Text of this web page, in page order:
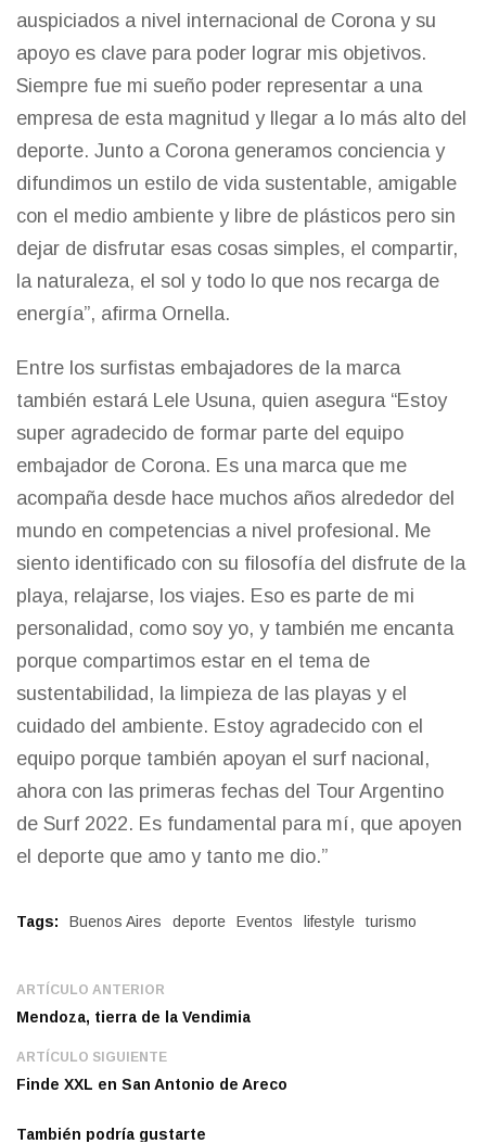
auspiciados a nivel internacional de Corona y su
apoyo es clave para poder lograr mis objetivos.
Siempre fue mi sueño poder representar a una
empresa de esta magnitud y llegar a lo más alto del
deporte. Junto a Corona generamos conciencia y
difundimos un estilo de vida sustentable, amigable
con el medio ambiente y libre de plásticos pero sin
dejar de disfrutar esas cosas simples, el compartir,
la naturaleza, el sol y todo lo que nos recarga de
energía”, afirma Ornella.
Entre los surfistas embajadores de la marca
también estará Lele Usuna, quien asegura “Estoy
super agradecido de formar parte del equipo
embajador de Corona. Es una marca que me
acompaña desde hace muchos años alrededor del
mundo en competencias a nivel profesional. Me
siento identificado con su filosofía del disfrute de la
playa, relajarse, los viajes. Eso es parte de mi
personalidad, como soy yo, y también me encanta
porque compartimos estar en el tema de
sustentabilidad, la limpieza de las playas y el
cuidado del ambiente. Estoy agradecido con el
equipo porque también apoyan el surf nacional,
ahora con las primeras fechas del Tour Argentino
de Surf 2022. Es fundamental para mí, que apoyen
el deporte que amo y tanto me dio.”
Tags: Buenos Aires deporte Eventos lifestyle turismo
ARTÍCULO ANTERIOR
Mendoza, tierra de la Vendimia
ARTÍCULO SIGUIENTE
Finde XXL en San Antonio de Areco
También podría gustarte